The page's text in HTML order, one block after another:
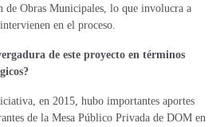
Obras Municipales, lo que involucra a
en el proceso.
de este proyecto en términos
en 2015, hubo importantes aportes
de la Mesa Público Privada de DOM en